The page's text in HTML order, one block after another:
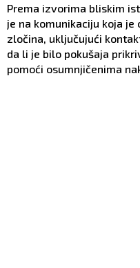
Prema izvorima bliskim
je na komunikaciju koja
zločina, uključujući
da li je bilo pokušaja
pomoći osumnjičenima